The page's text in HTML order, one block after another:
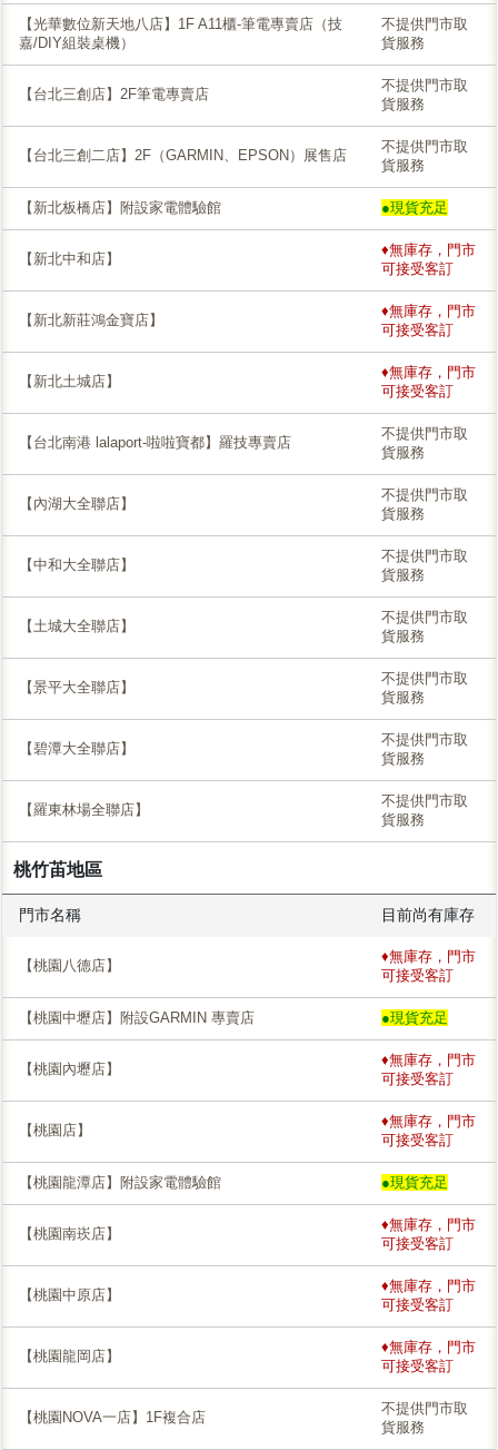
【光華數位新天地八店】1F A11櫃-筆電專賣店（技
嘉/DIY組裝桌機）
不提供門市取
貨服務
【台北三創店】2F筆電專賣店
不提供門市取
貨服務
【台北三創二店】2F（GARMIN、EPSON）展售店
不提供門市取
貨服務
【新北板橋店】附設家電體驗館 ●現貨充足
【新北中和店】
♦無庫存，門市
可接受客訂
【新北新莊鴻金寶店】
♦無庫存，門市
可接受客訂
【新北土城店】
♦無庫存，門市
可接受客訂
【台北南港 lalaport-啦啦寶都】羅技專賣店
不提供門市取
貨服務
【內湖大全聯店】
不提供門市取
貨服務
【中和大全聯店】
不提供門市取
貨服務
【土城大全聯店】
不提供門市取
貨服務
【景平大全聯店】
不提供門市取
貨服務
【碧潭大全聯店】
不提供門市取
貨服務
【羅東林場全聯店】
不提供門市取
貨服務
桃竹苖地區
門市名稱 目前尚有庫存
【桃園八德店】
♦無庫存，門市
可接受客訂
【桃園中壢店】附設GARMIN 專賣店 ●現貨充足
【桃園內壢店】
♦無庫存，門市
可接受客訂
【桃園店】
♦無庫存，門市
可接受客訂
【桃園龍潭店】附設家電體驗館 ●現貨充足
【桃園南崁店】
♦無庫存，門市
可接受客訂
【桃園中原店】
♦無庫存，門市
可接受客訂
【桃園龍岡店】
♦無庫存，門市
可接受客訂
【桃園NOVA一店】1F複合店
不提供門市取
貨服務